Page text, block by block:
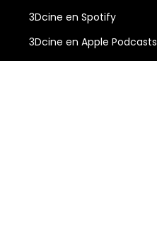
3Dcine en Spotify
3Dcine en Apple Podcasts